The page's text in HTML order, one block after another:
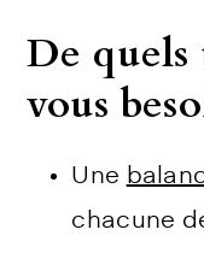
De quels
vous
Une
chacune